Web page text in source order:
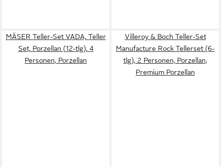
MÄSER Teller-Set VADA, Teller
Set, Porzellan (12-tlg), 4
Personen, Porzellan
Villeroy & Boch Teller-Set
Manufacture Rock Tellerset (6-
tlg), 2 Personen, Porzellan,
Premium Porzellan